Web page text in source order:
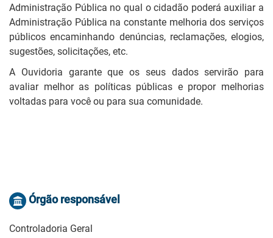
Administração Pública no qual o cidadão poderá auxiliar a
Administração Pública na constante melhoria dos serviços
públicos encaminhando denúncias, reclamações, elogios,
sugestões, solicitações, etc.
A Ouvidoria garante que os seus dados servirão para
avaliar melhor as políticas públicas e propor melhorias
voltadas para você ou para sua comunidade.
Órgão responsável
Controladoria Geral